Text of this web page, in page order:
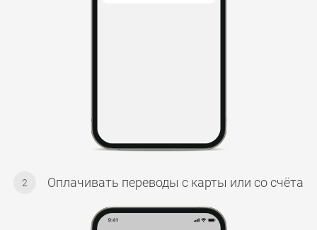
2 Оплачивать переводы с карты или со счёта